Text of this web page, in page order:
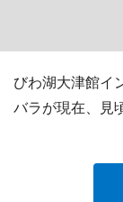
びわ湖大津館イ
バラが現在、見